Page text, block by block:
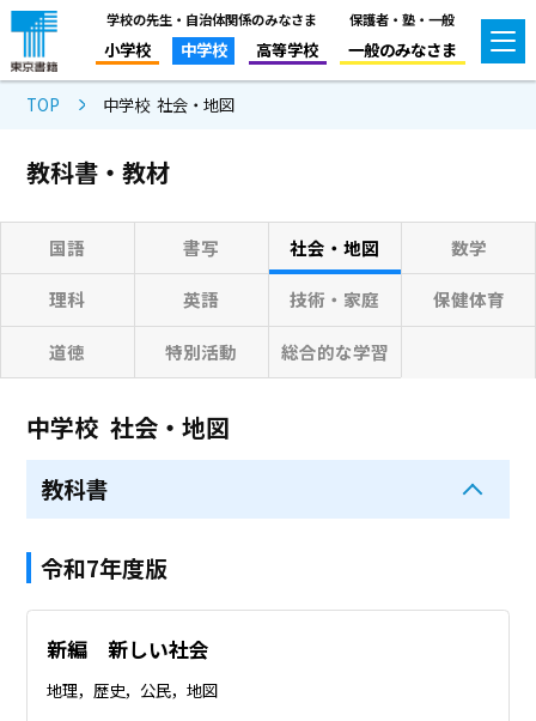
学校の先生・自治体関係のみなさま
小学校 中学校 高等学校
保護者・塾・一般
一般のみなさま
TOP 中学校 社会・地図
教科書・教材
国語 書写 社会・地図 数学
理科 英語 技術・家庭 保健体育
道徳 特別活動 総合的な学習
中学校 社会・地図
教科書
令和7年度版
新編 新しい社会
地理，歴史，公民，地図